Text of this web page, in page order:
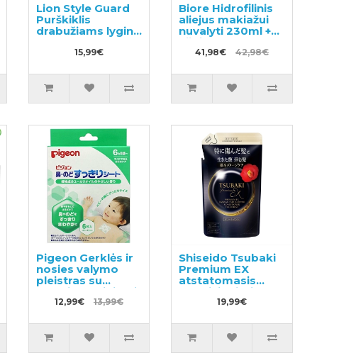
Lion Style Guard
Purškiklis
drabužiams lyginti
15,99€
Biore Hidrofilinis
aliejus makiažui
nuvalyti 230ml +
užpildas 210ml
41,98€ 42,98€
Pigeon Gerklės ir
nosies valymo
pleistras su
eukaliptų aliejumi,
skirtas vaikams
vnt
12,99€ 13,99€
Shiseido Tsubaki
Premium EX
atstatomasis
kondicionierius-
plaukams,
užpildas 300ml
19,99€